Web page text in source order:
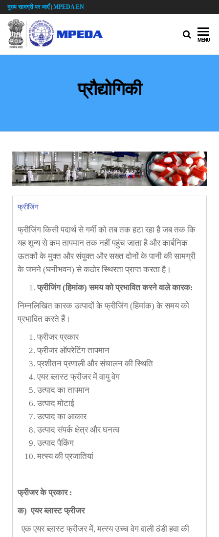
मुख्य सामग्री पर जाएँ| MPEDA EN
MENU
प्रौद्योगिकी
फ्रीजिंग
फ्रीजिंग किसी पदार्थ से गर्मी को तब तक हटा रहा है जब तक कि
यह शून्य से कम तापमान तक नहीं पहुंच जाता है और कार्बनिक
ऊतकों के मुक्त और संयुक्त और सख्त दोनों के पानी की सामग्री
के जमने (घनीभवन) से कठोर स्थिरता प्राप्त करता है।
फ्रीजिंग(हिमांक) समय को प्रभावित करने वाले कारक:
निम्नलिखित कारक उत्पादों के फ्रीजिंग (हिमांक) के समय को
प्रभावित करते हैं।
फ्रीजर प्रकार
फ्रीजर ऑपरेटिंग तापमान
प्रशीतन प्रणाली और संचालन की स्थिति
एयर ब्लास्ट फ्रीजर में वायु वेग
उत्पाद का तापमान
उत्पाद मोटाई
उत्पाद का आकार
उत्पाद संपर्क क्षेत्र और घनत्व
उत्पाद पैकिंग
मत्स्य की प्रजातियां
फ्रीजरकेप्रकार:
क) एयर ब्लास्ट फ्रीजर
एक एयर ब्लास्ट फ्रीजर में, मत्स्य उच्च वेग वाली ठंडी हवा की